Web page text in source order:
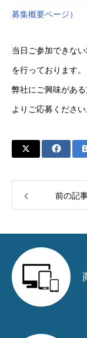
募集概要ページ）
当日ご参加できな
を行っております。
弊社にご興味があ
よりご応募ください
前の記